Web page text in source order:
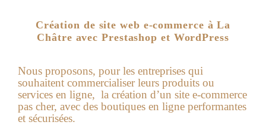
Création de site web e-commerce à La
Châtre avec Prestashop et WordPress
Nous proposons, pour les entreprises qui
souhaitent commercialiser leurs produits ou
services en ligne, la création d’un site e-commerce
pas cher, avec des boutiques en ligne performantes
et sécurisées.